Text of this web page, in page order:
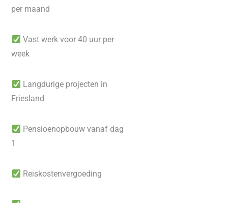
per maand
Vast werk voor 40 uur per
week
Langdurige projecten in
Friesland
Pensioenopbouw vanaf dag
1
Reiskostenvergoeding